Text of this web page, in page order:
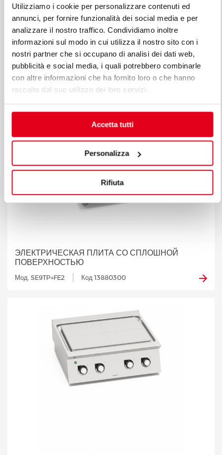
Utilizziamo i cookie per personalizzare contenuti ed
annunci, per fornire funzionalità dei social media e per
analizzare il nostro traffico. Condividiamo inoltre
informazioni sul modo in cui utilizza il nostro sito con i
nostri partner che si occupano di analisi dei dati web,
pubblicità e social media, i quali potrebbero combinarle
con altre informazioni che ha fornito loro o che hanno
raccolto dal suo utilizzo dei loro servizi.
Accetta tutti
Personalizza
Rifiuta
ЭЛЕКТРИЧЕСКАЯ ПЛИТА СО СПЛОШНОЙ
ПОВЕРХНОСТЬЮ
Мод. SE9TPM Код 13880200
ЭЛЕКТРИЧЕСКАЯ ПЛИТА СО СПЛОШНОЙ
ПОВЕРХНОСТЬЮ
Мод. SE9TP+FE2 Код 13880300